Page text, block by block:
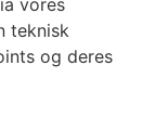
vores
teknisk
og deres